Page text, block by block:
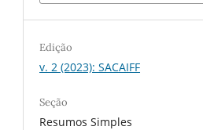
Edição
v. 2 (2023): SACAIFF
Seção
Resumos Simples